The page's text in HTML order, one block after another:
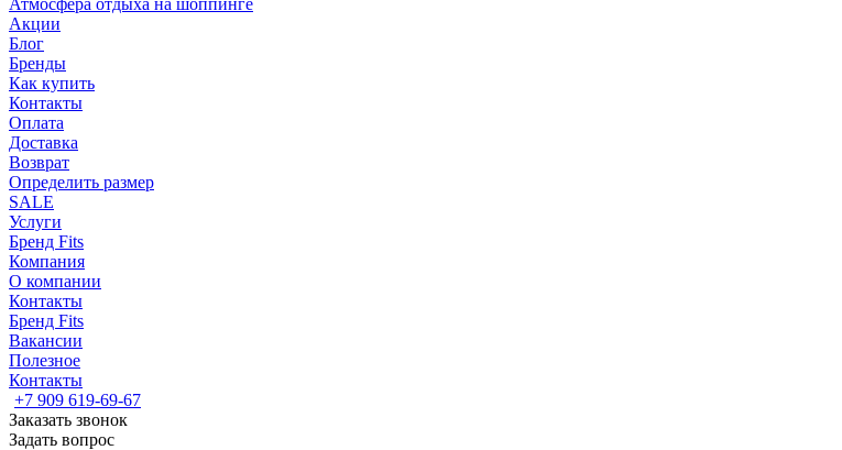
Атмосфера отдыха на шоппинге
Акции
Блог
Бренды
Как купить
Контакты
Оплата
Доставка
Возврат
Определить размер
SALE
Услуги
Бренд Fits
Компания
О компании
Контакты
Бренд Fits
Вакансии
Полезное
Контакты
+7 909 619-69-67
Заказать звонок
Задать вопрос